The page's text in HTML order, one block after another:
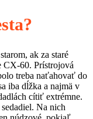
ak za staré
CX-60. Prístrojová
treba naťahovať do
iba dĺžka a najmä v
cítiť extrémne.
Na nich